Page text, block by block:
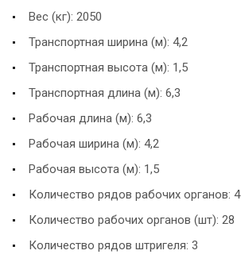
Вес (кг): 2050
Транспортная ширина (м): 4,2
Транспортная высота (м): 1,5
Транспортная длина (м): 6,3
Рабочая длина (м): 6,3
Рабочая ширина (м): 4,2
Рабочая высота (м): 1,5
Количество рядов рабочих органов: 4
Количество рабочих органов (шт): 28
Количество рядов штригеля: 3